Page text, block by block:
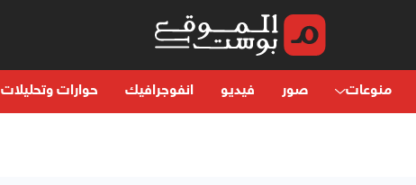
منوعات صور فيديو انفوجرافيك حوارات وتحليلات